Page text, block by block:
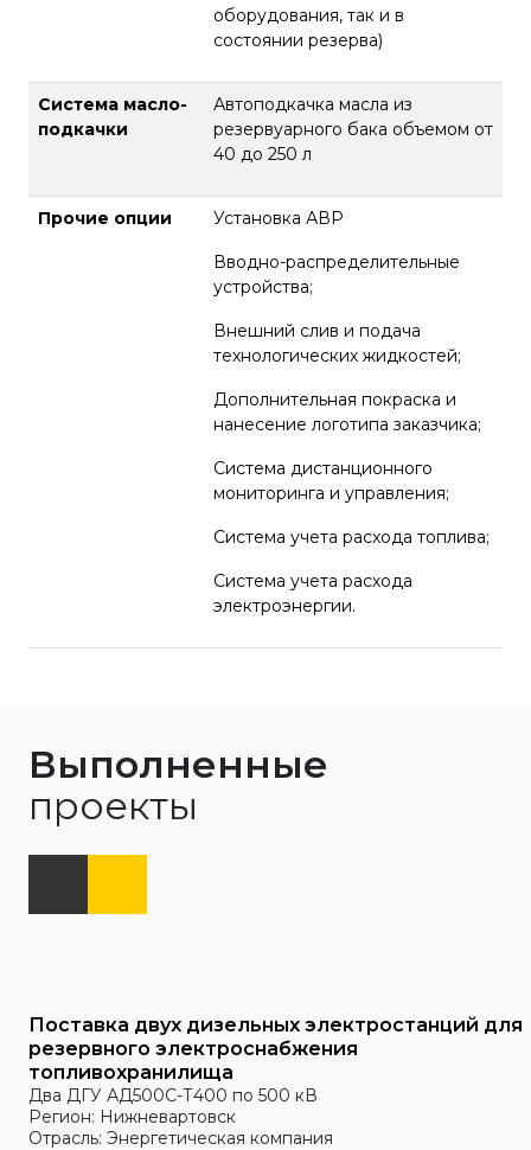
оборудования, так и в
состоянии резерва)
Система масло-
подкачки
Автоподкачка масла из
резервуарного бака объемом от
40 до 250 л
Прочие опции Установка АВР
Вводно-распределительные
устройства;
Внешний слив и подача
технологических жидкостей;
Дополнительная покраска и
нанесение логотипа заказчика;
Система дистанционного
мониторинга и управления;
Система учета расхода топлива;
Система учета расхода
электроэнергии.
Выполненные
проекты
Поставка двух дизельных электростанций для
резервного электроснабжения
топливохранилища
Два ДГУ АД500С-Т400 по 500 кВ
Регион: Нижневартовск
Отрасль: Энергетическая компания